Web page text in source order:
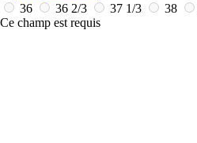
36
36 2/3 37 1/3 38
Ce champ est requis